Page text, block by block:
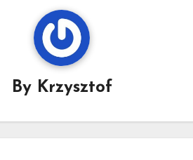
By Krzysztof